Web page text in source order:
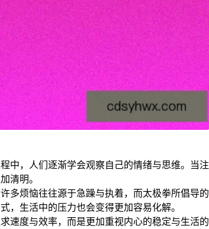
中，人们逐渐学会观察自己的情绪与思维。当注
清明。
多烦恼往往源于急躁与执着，而太极拳所倡导的
，生活中的压力也会变得更加容易化解。
速度与效率，而是更加重视内心的稳定与生活的